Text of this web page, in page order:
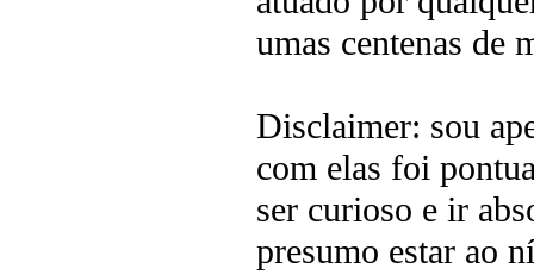
umas centenas de
Disclaimer: sou
com elas foi
ser curioso e ir
presumo estar ao